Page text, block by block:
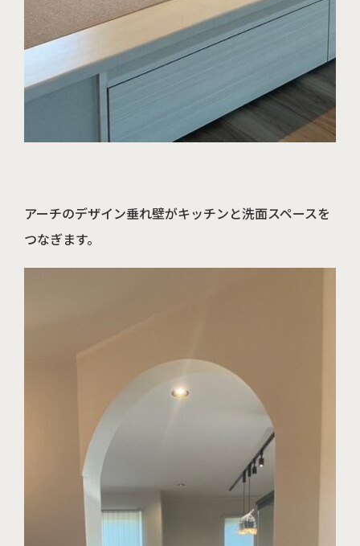
アーチのデザイン垂れ壁がキッチンと洗面スペースを
つなぎます。